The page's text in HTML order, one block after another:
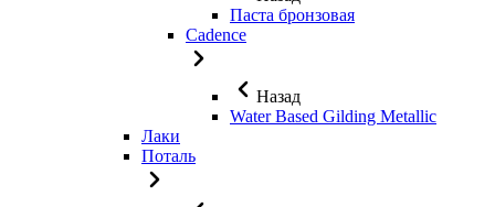
Паста бронзовая
Cadence
Назад
Water Based Gilding Metallic
Лаки
Поталь